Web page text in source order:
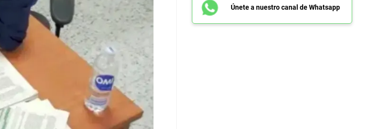
Únete a nuestro canal de Whatsapp